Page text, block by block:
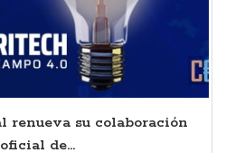
renueva su colaboración
de...